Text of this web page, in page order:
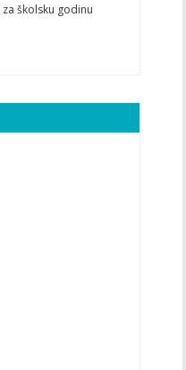
školsku godinu